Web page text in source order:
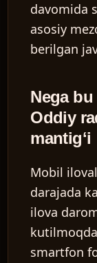
davomida
asosiy
berilgan
Nega
Oddiy
mantigʻi
Mobil
darajada
ilova
kutilmoqda
smartfon